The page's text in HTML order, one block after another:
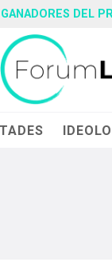
GANADORES DEL